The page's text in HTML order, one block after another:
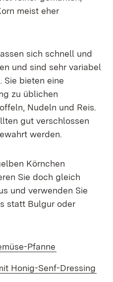
meist eher
sich schnell und
und sind sehr variabel
Sie bieten eine
zu üblichen
Nudeln und Reis.
gut verschlossen
werden.
Körnchen
Sie doch gleich
und verwenden Sie
statt Bulgur oder
Pfanne
Honig-Senf-Dressing